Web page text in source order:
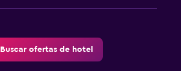
Buscar ofertas de hotel